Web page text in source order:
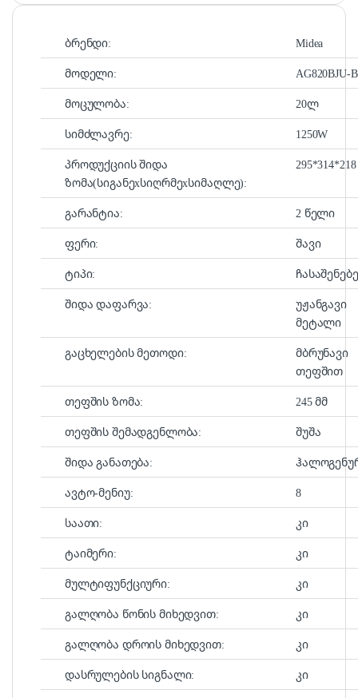
ბრენდი:
Midea
მოდელი:
AG820BJU-
მოცულობა:
20ლ
სიმძლავრე:
1250W
პროდუქციის შიდა
ზომა(სიგანეxსიღრმეxსიმაღლე):
გარანტია:
2 წელი
ფერი:
შავი
ტიპი:
შიდა დაფარვა:
უჟანგავი
მეტალი
გაცხელების მეთოდი:
მბრუნავი
თეფშით
თეფშის ზომა:
245 მმ
თეფშის შემადგენლობა:
შუშა
შიდა განათება:
ავტო-მენიუ:
8
საათი:
კი
ტაიმერი:
კი
მულტიფუნქციური:
კი
გალღობა წონის მიხედვით:
კი
გალღობა დროის მიხედვით:
კი
დასრულების სიგნალი:
კი